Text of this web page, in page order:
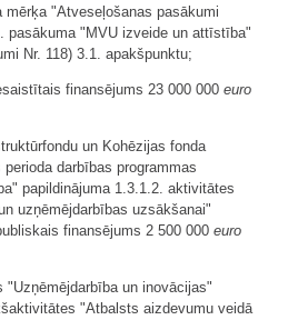
"Atveseļošanas pasākumi
pasākuma "MVU izveide un attīstība"
Nr. 118) 3.1. apakšpunktu;
finansējums 23 000 000 euro
un Kohēzijas fonda
darbības programmas
papildinājuma 1.3.1.2. aktivitātes
uzņēmējdarbības uzsākšanai"
finansējums 2 500 000 euro
"Uzņēmējdarbība un inovācijas"
"Atbalsts aizdevumu veidā